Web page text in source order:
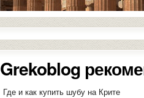
Grekoblog
Где и как купить шубу на Крите